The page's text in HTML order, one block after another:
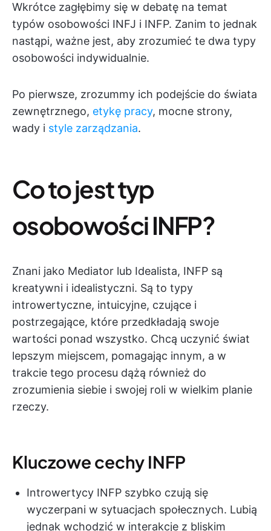
Wkrótce zagłębimy się w debatę na temat
typów osobowości INFJ i INFP. Zanim to jednak
nastąpi, ważne jest, aby zrozumieć te dwa typy
osobowości indywidualnie.
Po pierwsze, zrozummy ich podejście do świata
zewnętrznego, etykę pracy, mocne strony,
wady i style zarządzania.
Co to jest typ
osobowości INFP?
Znani jako Mediator lub Idealista, INFP są
kreatywni i idealistyczni. Są to typy
introwertyczne, intuicyjne, czujące i
postrzegające, które przedkładają swoje
wartości ponad wszystko. Chcą uczynić świat
lepszym miejscem, pomagając innym, a w
trakcie tego procesu dążą również do
zrozumienia siebie i swojej roli w wielkim planie
rzeczy.
Kluczowe cechy INFP
Introwertycy INFP szybko czują się
wyczerpani w sytuacjach społecznych. Lubią
jednak wchodzić w interakcje z bliskim